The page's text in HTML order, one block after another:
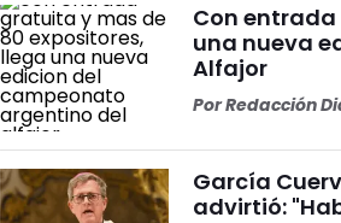
Con
una nueva
Alfajor
PorRedacción
García
advirtió: